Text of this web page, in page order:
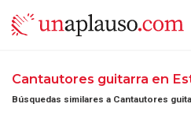
Cantautores guitarra en
Búsquedas similares a Cantautores